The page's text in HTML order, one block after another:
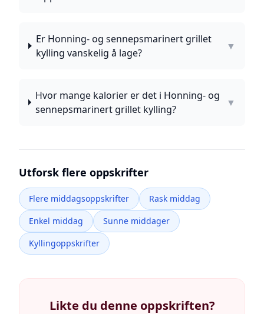
Er Honning- og sennepsmarinert grillet
kylling vanskelig å lage?
▼
Hvor mange kalorier er det i Honning- og
sennepsmarinert grillet kylling?
▼
Utforsk flere oppskrifter
Flere middagsoppskrifter
Rask middag
Enkel middag
Sunne middager
Kyllingoppskrifter
Likte du denne oppskriften?